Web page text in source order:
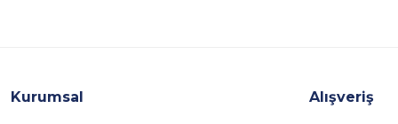
Kurumsal Alışveriş